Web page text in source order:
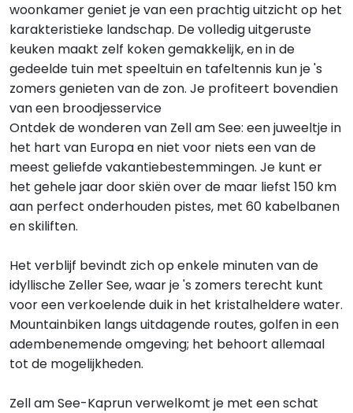
woonkamer geniet je van een prachtig uitzicht op het
karakteristieke landschap. De volledig uitgeruste
keuken maakt zelf koken gemakkelijk, en in de
gedeelde tuin met speeltuin en tafeltennis kun je 's
zomers genieten van de zon. Je profiteert bovendien
van een broodjesservice
Ontdek de wonderen van Zell am See: een juweeltje in
het hart van Europa en niet voor niets een van de
meest geliefde vakantiebestemmingen. Je kunt er
het gehele jaar door skiën over de maar liefst 150 km
aan perfect onderhouden pistes, met 60 kabelbanen
en skiliften.
Het verblijf bevindt zich op enkele minuten van de
idyllische Zeller See, waar je 's zomers terecht kunt
voor een verkoelende duik in het kristalheldere water.
Mountainbiken langs uitdagende routes, golfen in een
adembenemende omgeving; het behoort allemaal
tot de mogelijkheden.
Zell am See-Kaprun verwelkomt je met een schat